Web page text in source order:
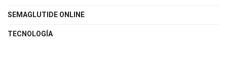
SEMAGLUTIDE ONLINE
TECNOLOGÍA